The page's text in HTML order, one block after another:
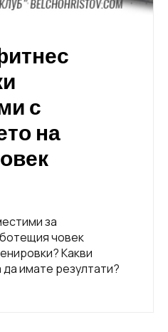
с
на
за
човек
Какви
имате резултати?